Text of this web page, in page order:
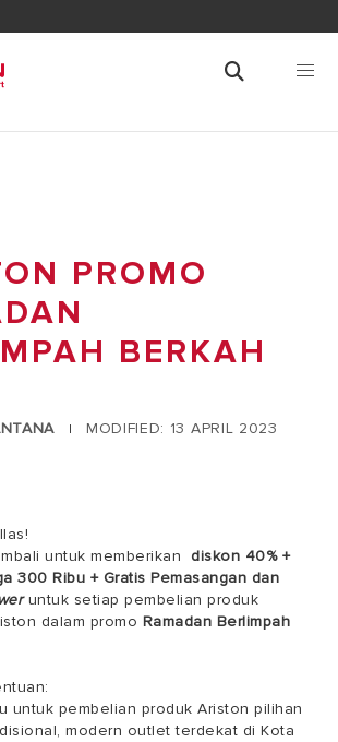
PROMO
BERKAH
| MODIFIED: 13 APRIL 2023
untuk memberikan
diskon 40% +
300 Ribu + Gratis Pemasangan dan
untuk setiap pembelian produk
dalam promo Ramadan Berlimpah
untuk pembelian produk Ariston pilihan
modern outlet terdekat di Kota